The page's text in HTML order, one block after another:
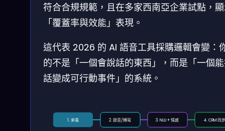
符合合規規範，且在多家西南亞企業試點，
「覆蓋率與效能」表現。
這代表 2026 的 AI 語音工具採購邏輯會變：
的不是「一個會說話的東西」，而是「一個
話變成可行動事件」的系統。
1. 來電 2. 錄音/轉寫 3. NLU + 情感 4. CRM 同